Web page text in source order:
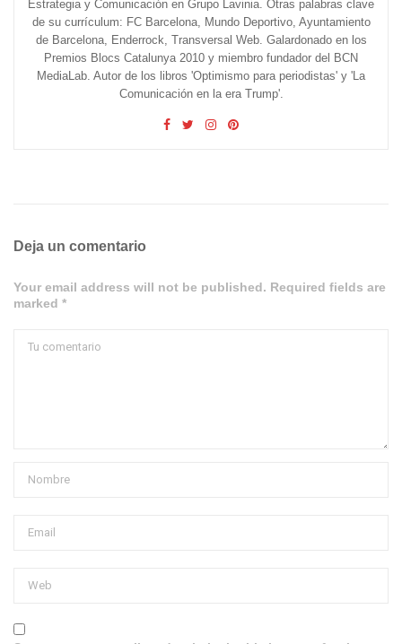
Estrategia y Comunicación en Grupo Lavinia. Otras palabras clave
de su currículum: FC Barcelona, Mundo Deportivo, Ayuntamiento
de Barcelona, Enderrock, Transversal Web. Galardonado en los
Premios Blocs Catalunya 2010 y miembro fundador del BCN
MediaLab. Autor de los libros 'Optimismo para periodistas' y 'La
Comunicación en la era Trump'.
Deja un comentario
Your email address will not be published. Required fields are
marked *